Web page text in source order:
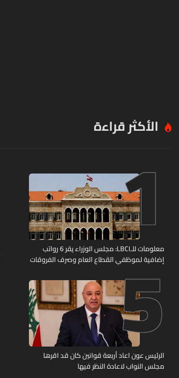
الأكثر قراءة
1
معلومات للـLBCI: مجلس الوزراء يقر 6 رواتب
إضافية لموظفي القطاع العام وصرف الفروقات
5
الرئيس عون اعاد أربعة قوانين كان قد اقرها
مجلس النواب لاعادة النظر فيها